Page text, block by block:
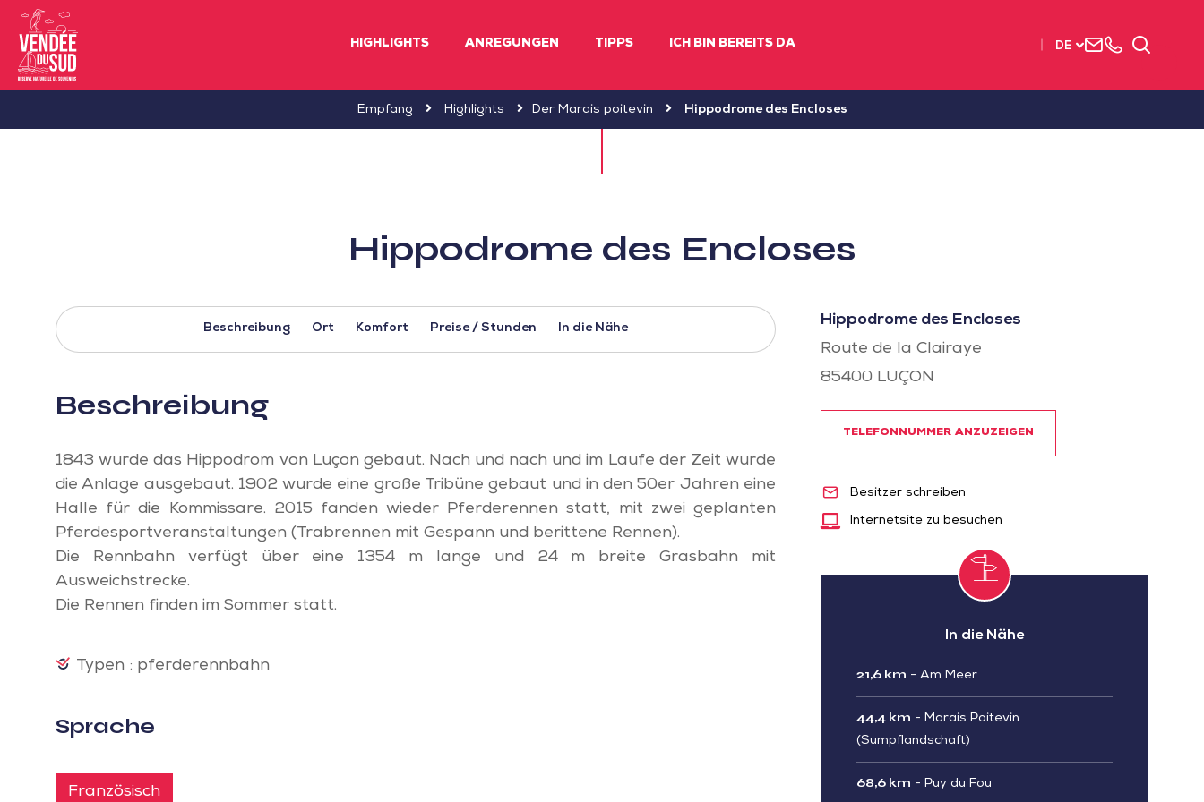
Sud
HIGHLIGHTS ANREGUNGEN TIPPS ICH BIN BEREITS DA DE
Uns+33Suchen
Empfang Highlights Der Marais poitevin Hippodrome des Encloses
Hippodrome des Encloses
Beschreibung Ort Komfort Preise / Stunden In die Nähe
Beschreibung
1843 wurde das Hippodrom von Luçon gebaut. Nach und nach und im Laufe der Zeit wurde
die Anlage ausgebaut. 1902 wurde eine große Tribüne gebaut und in den 50er Jahren eine
Halle für die Kommissare. 2015 fanden wieder Pferderennen statt, mit zwei geplanten
Pferdesportveranstaltungen (Trabrennen mit Gespann und berittene Rennen).
Die Rennbahn verfügt über eine 1354 m lange und 24 m breite Grasbahn mit
Ausweichstrecke.
Die Rennen finden im Sommer statt.
Typen : pferderennbahn
Sprache
Französisch
Hippodrome des Encloses
Route de la Clairaye
85400 LUÇON
TELEFONNUMMER ANZUZEIGEN
Besitzer schreiben
Internetsite zu besuchen
In die Nähe
21,6 km - Am Meer
44,4 km - Marais Poitevin
(Sumpflandschaft)
68,6 km - Puy du Fou